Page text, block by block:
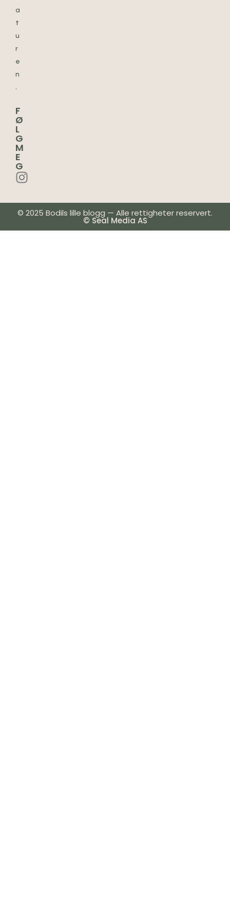
a
t
u
r
e
n
.
F
Ø
L
G
M
E
G
© 2025 Bodils lille blogg — Alle rettigheter reservert.
© Seal Media AS